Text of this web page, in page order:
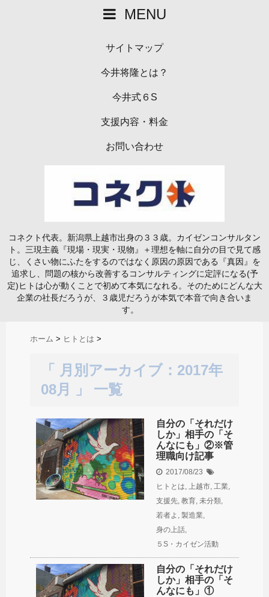
MENU
サイトマップ
今井将隆とは？
今井式６S
支援内容・料金
お問い合わせ
コネクト代表。新潟県上越市出身の３３歳。カイゼンコンサルタン
ト。三現主義『現場・現実・現物』＋理想を軸に自分の目で見て感
じ、くさい物にふたをするのではなく原因の原因である『真因』を
追求し、問題の核から改善するコンサルティングに定評になる(予
定)ヒトは心が動くことで初めて本気になれる。そのためにどんな大
企業の社長だろうが、３歳児だろうが本気で本音で向き合いま
す。
ホーム > ヒトとは >
「 月別アーカイブ：2017年
08月 」 一覧
自分の「それだけ
しか」相手の「そ
んなにも」②※管
理職向け記事
2017/08/23
ヒトとは, 上越市, 工業,
支援先, 教育, 未分類,
若者よ , 製造業,
身の上話,
５S・カイゼン活動
自分の「それだけ
しか」相手の「そ
んなにも」①